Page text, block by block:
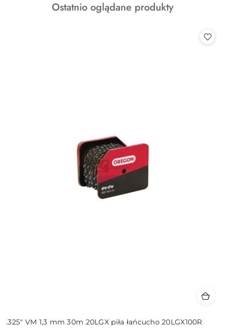
statusie:
Produkty
Ostatnio oglądane produkty
.325" VM 1,3 mm 30m 20LGX piła łańcucho 20LGX100R